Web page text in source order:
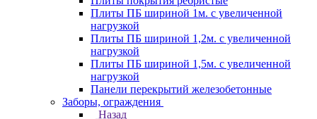
Плиты ПБ шириной 1м. с увеличенной
нагрузкой
Плиты ПБ шириной 1,2м. с увеличенной
нагрузкой
Плиты ПБ шириной 1,5м. с увеличенной
нагрузкой
Панели перекрытий железобетонные
Заборы, ограждения
Назад